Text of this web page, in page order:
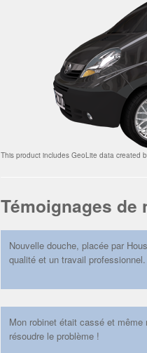
This product includes GeoLite data created
Témoignages de
Nouvelle douche, placée par
qualité et un travail professionnel.
Mon robinet était cassé et
résoudre le problème !